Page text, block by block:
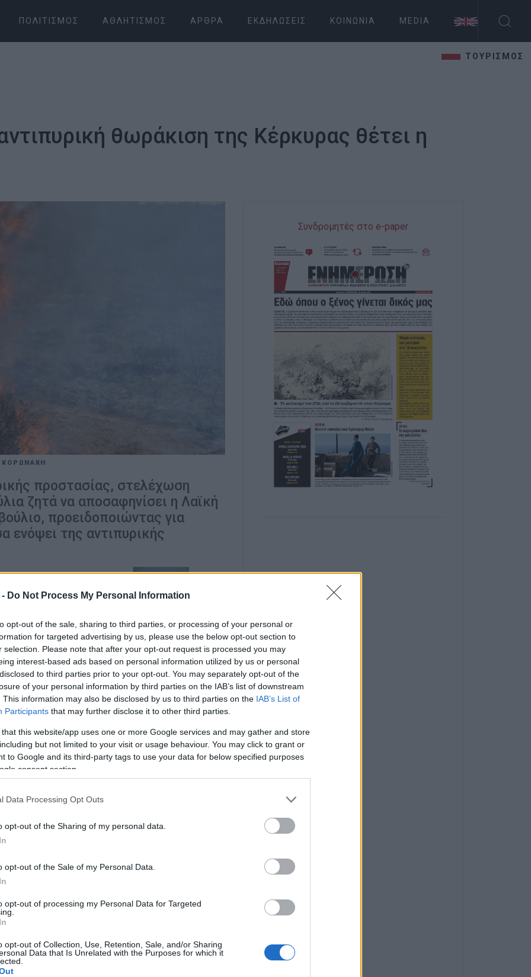
Do Not Process My Personal Information
opt-out of the sale, sharing to third parties, or processing of your personal or
for targeted advertising by us, please use the below opt-out section to
selection. Please note that after your opt-out request is processed you may
interest-based ads based on personal information utilized by us or personal
to third parties prior to your opt-out. You may separately opt-out of the
of your personal information by third parties on the IAB’s list of downstream
This information may also be disclosed by us to third parties on the IAB’s List of
Participants that may further disclose it to other third parties.
that this website/app uses one or more Google services and may gather and store
but not limited to your visit or usage behaviour. You may click to grant or
to Google and its third-party tags to use your data for below specified purposes
consent section.
Data Processing Opt Outs
opt-out of the Sharing of my personal data.
opt-out of the Sale of my Personal Data.
opt-out of processing my Personal Data for Targeted
opt-out of Collection, Use, Retention, Sale, and/or Sharing
Data that Is Unrelated with the Purposes for which it
ΠΟΛΙΤΙΣΜΌΣ ΑΘΛΗΤΙΣΜΌΣ ΆΡΘΡΑ ΕΚΔΗΛΏΣΕΙΣ ΚΟΙΝΩΝΊΑ MEDIA
ΤΟΥΡΙΣΜΟΣ
θωράκιση της Κέρκυρας θέτει η
ΚΟΡΩΝΑΚΗ
προστασίας, στελέχωση
ζητά να αποσαφηνίσει η Λαϊκή
προειδοποιώντας για
ενόψει της αντιπυρικής
του Δήμου Κεντρικής Κέρκυρας και των
εισήγηση στο δημοτικό συμβούλιο, ζητώντας
και τη χρηματοδότηση ενόψει της
αυξημένους κινδύνους λόγω της πυκνής
μεγάλων οχημάτων, των διάσπαρτων
της γειτνίασης πολλών περιοχών με δασικές
πυρκαγιών, όπως στη μονάδα Γογγάκη,
πρόληψη και κριτική στον σχεδιασμό της
στην καταστολή των πυρκαγιών και
και έγκαιρης αντιμετώπισης. Επισημαίνονται
ανεπαρκών υδατοδεξαμενών,
μέσων των δημοτικών υπηρεσιών.
ολοκληρωμένο σχέδιο πρόληψης, με
δρόμων, συντήρηση δικτύων ύδρευσης,
διαφυγής για οικισμούς με περιορισμένες
για το αν υπάρχει επικαιροποιημένο σχέδιο
το 2025, πόσα κονδύλια διατέθηκαν και
Συνδρομητές στο e-paper